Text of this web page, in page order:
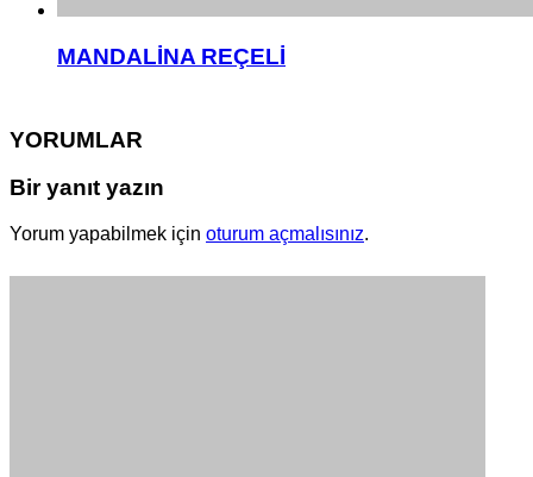
MANDALİNA REÇELİ
YORUMLAR
Bir yanıt yazın
Yorum yapabilmek için oturum açmalısınız.